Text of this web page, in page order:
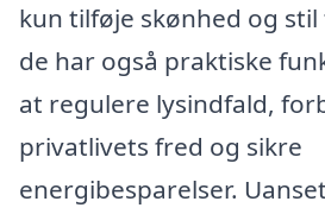
kun tilføje skønhed og
de har også praktiske
at regulere lysindfald,
privatlivets fred og sikre
energibesparelser.